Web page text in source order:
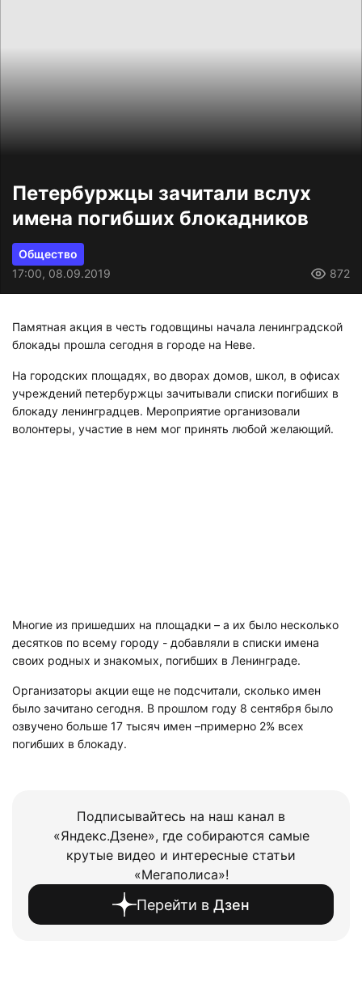
Петербуржцы зачитали вслух
имена погибших блокадников
Общество
17:00, 08.09.2019
872
Памятная акция в честь годовщины начала ленинградской
блокады прошла сегодня в городе на Неве.
На городских площадях, во дворах домов, школ, в офисах
учреждений петербуржцы зачитывали списки погибших в
блокаду ленинградцев. Мероприятие организовали
волонтеры, участие в нем мог принять любой желающий.
Многие из пришедших на площадки – а их было несколько
десятков по всему городу - добавляли в списки имена
своих родных и знакомых, погибших в Ленинграде.
Организаторы акции еще не подсчитали, сколько имен
было зачитано сегодня. В прошлом году 8 сентября было
озвучено больше 17 тысяч имен –примерно 2% всех
погибших в блокаду.
Подписывайтесь на наш канал в
«Яндекс.Дзене», где собираются самые
крутые видео и интересные статьи
«Мегаполиса»!
Перейти в Дзен